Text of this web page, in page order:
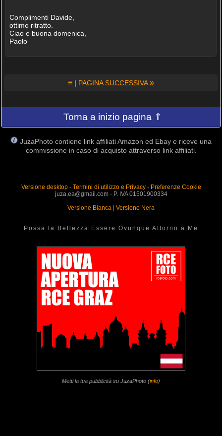
Complimenti Davide,
ottimo ritratto.
Ciao e buona domenica,
Paolo
≡ | PAGINA SUCCESSIVA»
Torna a inizio pagina ⇑
JuzaPhoto contiene link affiliati Amazon ed Ebay e riceve una
commissione in caso di acquisto attraverso link affiliati.
Versione desktop- Termini di utilizzo e Privacy- Preferenze Cookie
juza.ea@gmail.com - P. IVA 01501900334
Versione Bianca
Versione Nera
Possa la Bellezza Essere Ovunque Attorno a Me
Metti la tua pubblicità su JuzaPhoto (info)